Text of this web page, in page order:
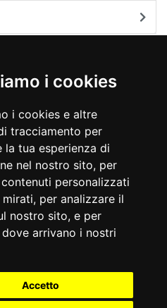
i cookies
i cookies e altre
tracciamento per
la tua esperienza di
nel nostro sito, per
personalizzati
mirati, per analizzare il
nostro sito, e per
arrivano i nostri
Accetto
di recente